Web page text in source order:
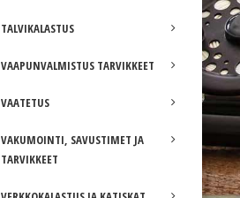
TALVIKALASTUS
VAAPUNVALMISTUS TARVIKKEET
VAATETUS
VAKUMOINTI, SAVUSTIMET JA
TARVIKKEET